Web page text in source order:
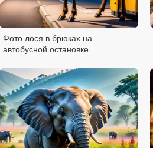
Фото лося в брюках на
автобусной остановке